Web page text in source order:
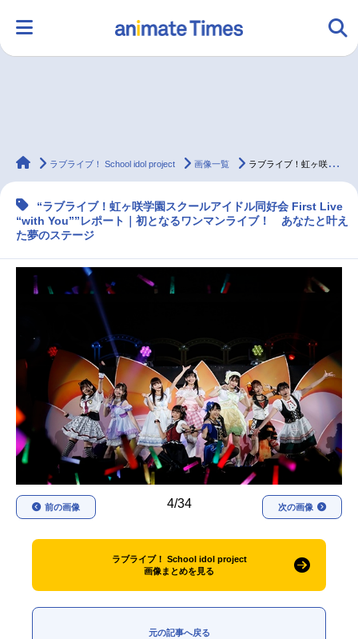
ラジオ みんなの声 グッズ 映画
マンガ・ラノベ ゲーム・アプリ 音楽 コスプレ
2.5次元 配信・Vtuber トレンド 無料マンガ
アニメ記事一覧 声優記事一覧
アニメ映画一覧 実写化映画一覧
今期アニメ曜日別一覧
春アニメ 夏アニメ
FOLLOW US
animateTimes
ラブライブ！ School idol project 画像一覧 ラブライブ！虹ヶ咲学園スクールアイドル同好会1stライブレポート
“ラブライブ！虹ヶ咲学園スクールアイドル同好会 First Live
“with You””レポート｜初となるワンマンライブ！ あなたと叶え
た夢のステージ
4/34
前の画像 次の画像
ラブライブ！ School idol project
画像まとめを見る
元の記事へ戻る